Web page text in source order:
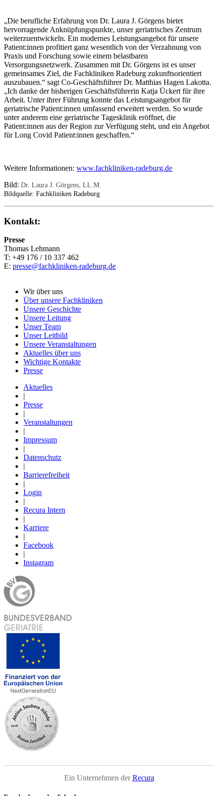
„Die berufliche Erfahrung von Dr. Laura J. Görgens bietet
hervorragende Anknüpfungspunkte, unser geriatrisches Zentrum
weiterzuentwickeln. Ein modernes Leistungsangebot für unsere
Patient:innen profitiert ganz wesentlich von der Verzahnung von
Praxis und Forschung sowie einem belastbaren
Versorgungsnetzwerk. Zusammen mit Dr. Görgens ist es unser
gemeinsames Ziel, die Fachkliniken Radeburg zukunftsorientiert
auszubauen.“ sagt Co-Geschäftsführer Dr. Matthias Hagen Lakotta.
„Ich danke der bisherigen Geschäftsführerin Katja Ückert für ihre
Arbeit. Unter ihrer Führung konnte das Leistungsangebot für
geriatrische Patient:innen umfassend erweitert werden. So wurde
unter anderem eine geriatrische Tagesklinik eröffnet, die
Patient:innen aus der Region zur Verfügung steht, und ein Angebot
für Long Covid Patient:innen geschaffen.“
Weitere Informationen: www.fachkliniken-radeburg.de
Bild: Dr. Laura J. Görgens, LL.M.
Bildquelle: Fachkliniken Radeburg
Kontakt:
Presse
Thomas Lehmann
T: +49 176 / 10 337 462
E: presse@fachkliniken-radeburg.de
Wir über uns
Über unsere Fachkliniken
Unsere Geschichte
Unsere Leitung
Unser Team
Unser Leitbild
Unsere Veranstaltungen
Aktuelles über uns
Wichtige Kontakte
Presse
Aktuelles
|
Presse
|
Veranstaltungen
|
Impressum
|
Datenschutz
|
Barrierefreiheit
|
Login
|
Recura Intern
|
Karriere
|
Facebook
|
Instagram
Ein Unternehmen derRecura